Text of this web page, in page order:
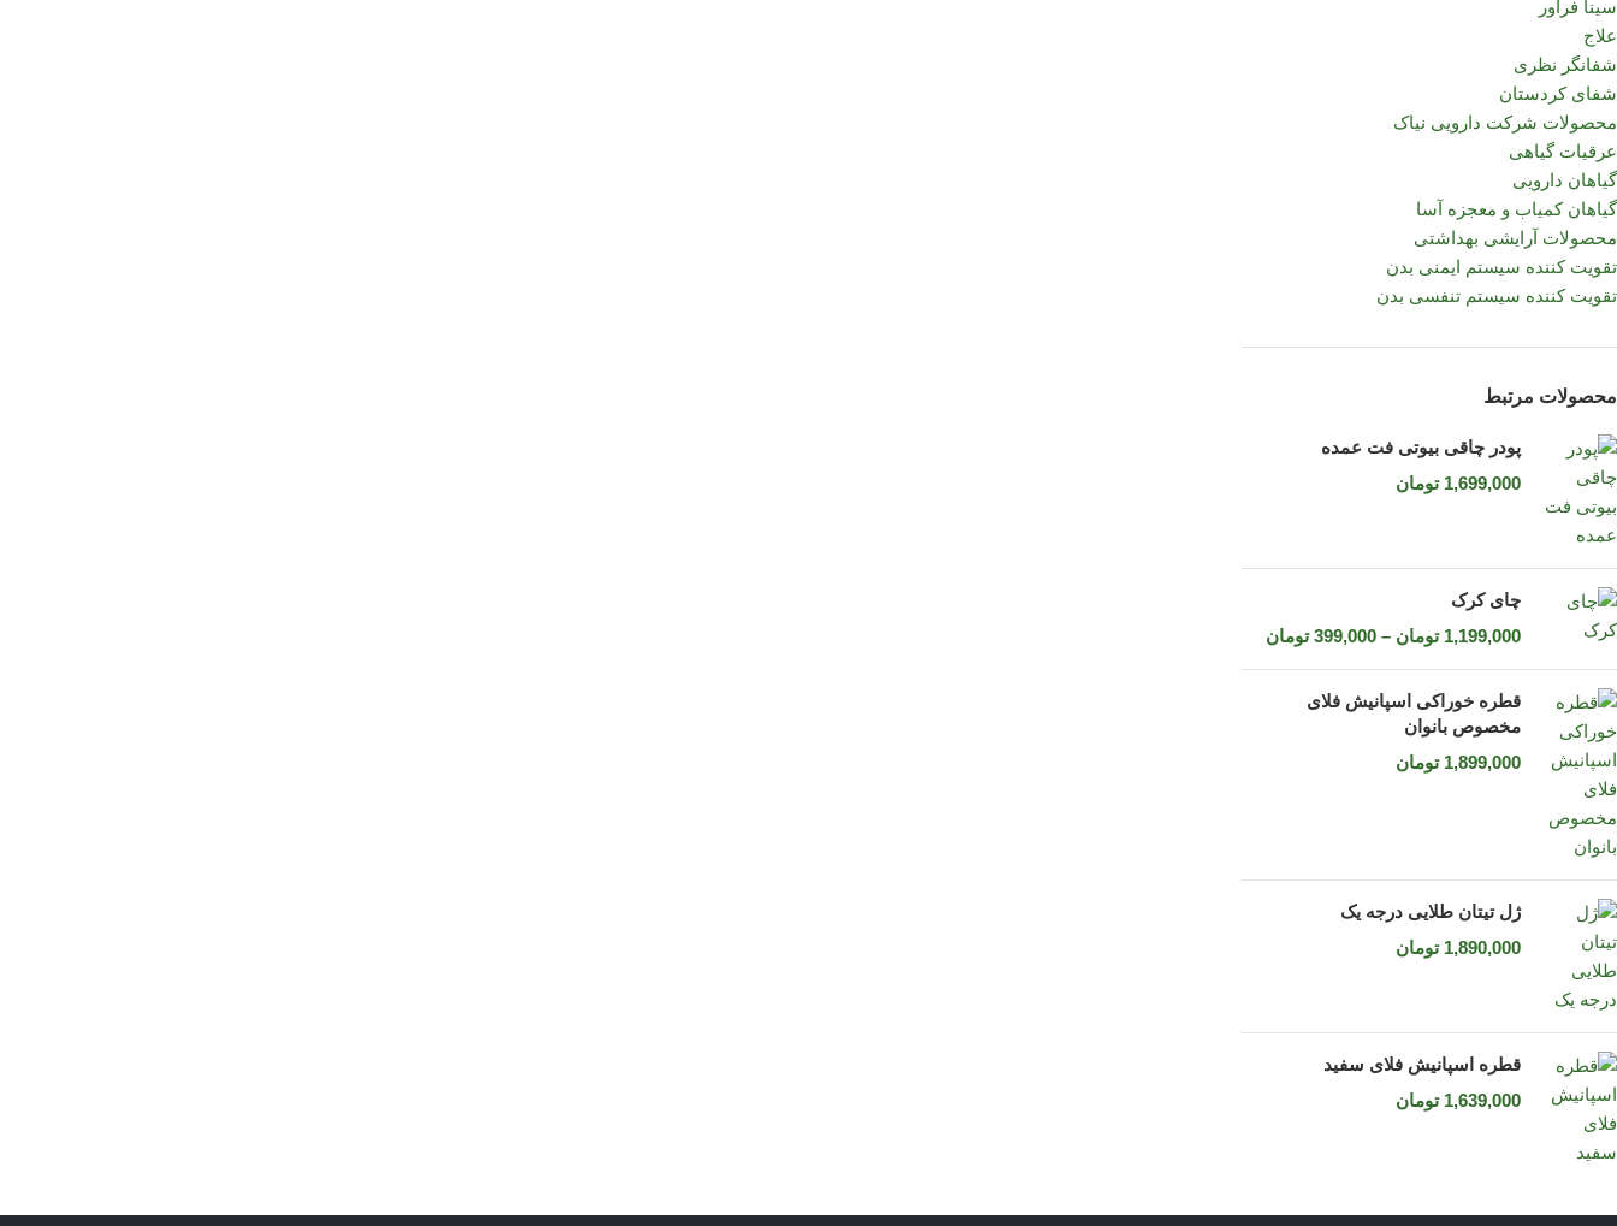
سینا فرآور
علاج
شفانگر نظری
شفای کردستان
محصولات شرکت دارویی نیاک
عرقیات گیاهی
گیاهان دارویی
گیاهان کمیاب و معجزه آسا
محصولات آرایشی بهداشتی
تقویت کننده سیستم ایمنی بدن
تقویت کننده سیستم تنفسی بدن
محصولات مرتبط
پودر چاقی بیوتی فت عمده
1,699,000 تومان
چای کرک
1,199,000 تومان –
399,000 تومان
قطره خوراکی اسپانيش فلای
مخصوص بانوان
1,899,000 تومان
ژل تيتان طلایی درجه يک
1,890,000 تومان
قطره اسپانيش فلای سفيد
1,639,000 تومان